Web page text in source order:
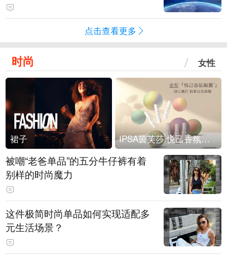
点击查看更多
时尚 女性
裙子 IPSA茵芙莎 悦己香氛凝露上市
被嘲“老爸单品”的五分牛仔裤有着
别样的时尚魔力
这件极简时尚单品如何实现适配多
元生活场景？